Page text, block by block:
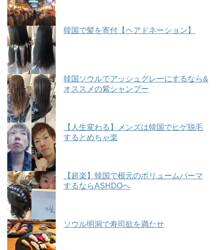
韓国で髪を寄付【ヘアドネーション】
韓国ソウルでアッシュグレーにするなら&
オススメの紫シャンプー
【人生変わる】メンズは韓国でヒゲ脱毛
するとめちゃ楽
【超楽】韓国で根元のボリュームパーマ
するならASHDOへ
ソウル明洞で寿司欲を満たせ